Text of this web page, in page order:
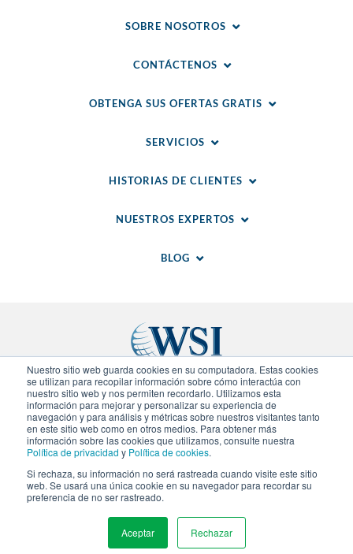
Nuestro sitio web guarda cookies en su computadora. Estas cookies
se utilizan para recopilar información sobre cómo interactúa con
nuestro sitio web y nos permiten recordarlo. Utilizamos esta
información para mejorar y personalizar su experiencia de
navegación y para análisis y métricas sobre nuestros visitantes tanto
en este sitio web como en otros medios. Para obtener más
información sobre las cookies que utilizamos, consulte nuestra
Política de privacidad y Política de cookies.
Si rechaza, su información no será rastreada cuando visite este sitio
web. Se usará una única cookie en su navegador para recordar su
preferencia de no ser rastreado.
Aceptar Rechazar
SOBRE NOSOTROS
CONTÁCTENOS
OBTENGA SUS OFERTAS GRATIS
SERVICIOS
HISTORIAS DE CLIENTES
NUESTROS EXPERTOS
BLOG
© 2020-2026WSI. Todos los derechos reservados.
WSI ICE y WSI IM son marcas registradas.
Declaracion de Privacidad.Politica de Cookies
agencia de WSI es independiente en propiedad y
operación.
Sitios Regionales